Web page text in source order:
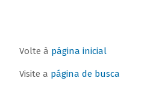
Volte à página inicial
Visite a página de busca